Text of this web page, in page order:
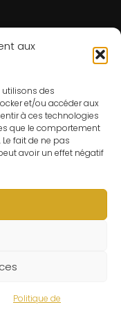
aux
utilisons des
et/ou accéder aux
à ces technologies
que le comportement
fait de ne pas
avoir un effet négatif
Politique de
du Sorcier™ est